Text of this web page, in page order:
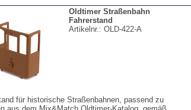
Oldtimer Straßenbahn
Fahrerstand
Artikelnr.: OLD-422-A
für historische Straßenbahnen, passend zu